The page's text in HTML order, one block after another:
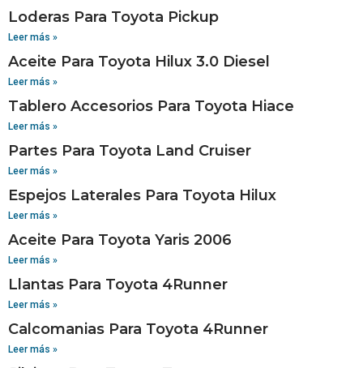
Loderas Para Toyota Pickup
Leer más »
Aceite Para Toyota Hilux 3.0 Diesel
Leer más »
Tablero Accesorios Para Toyota Hiace
Leer más »
Partes Para Toyota Land Cruiser
Leer más »
Espejos Laterales Para Toyota Hilux
Leer más »
Aceite Para Toyota Yaris 2006
Leer más »
Llantas Para Toyota 4Runner
Leer más »
Calcomanias Para Toyota 4Runner
Leer más »